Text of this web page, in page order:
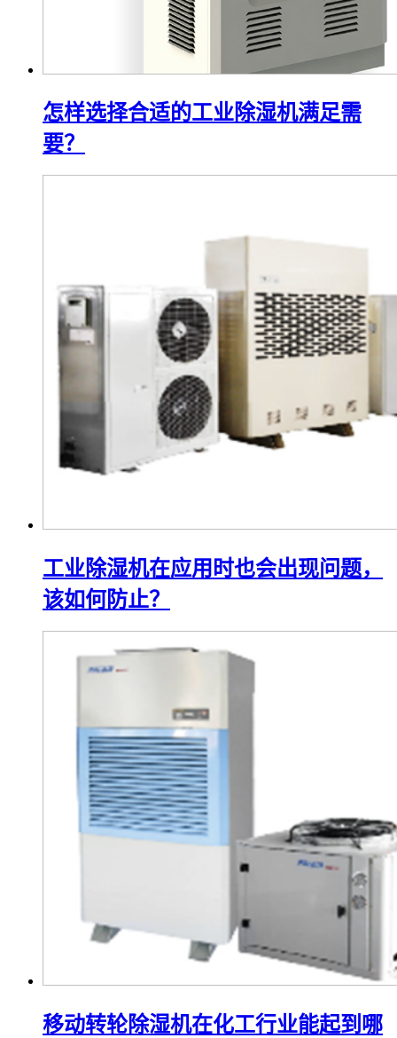
怎样选择合适的工业除湿机满足需
要？
工业除湿机在应用时也会出现问题，
该如何防止？
移动转轮除湿机在化工行业能起到哪